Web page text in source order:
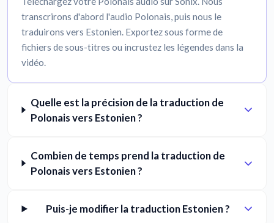
transcrirons d'abord l'audio Polonais, puis nous le
traduirons vers Estonien. Exportez sous forme de
fichiers de sous-titres ou incrustez les légendes dans la
vidéo.
Quelle est la précision de la traduction de
Polonais vers Estonien ?
Combien de temps prend la traduction de
Polonais vers Estonien ?
Puis-je modifier la traduction Estonien ?